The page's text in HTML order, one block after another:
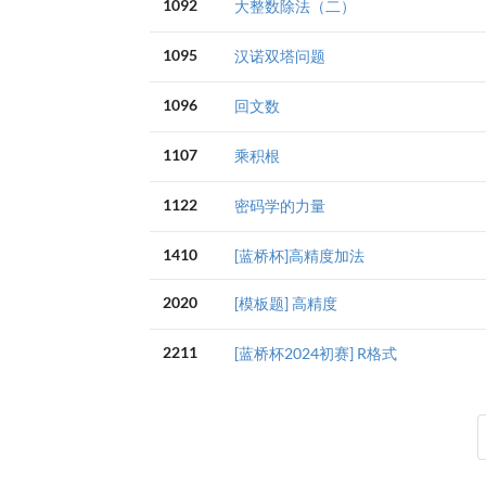
1092 大整数除法（二）
1095 汉诺双塔问题
1096 回文数
1107 乘积根
1122 密码学的力量
1410 [蓝桥杯]高精度加法
2020 [模板题] 高精度
2211 [蓝桥杯2024初赛] R格式